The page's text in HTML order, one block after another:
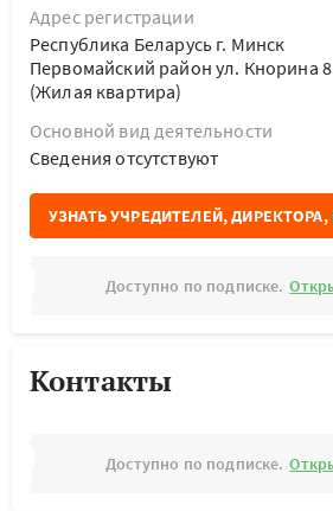
Адрес регистрации
Республика Беларусь г. Минск
Первомайский район ул. Кнорина 8
(Жилая квартира)
Основной вид деятельности
Cведения отсутствуют
УЗНАТЬ УЧРЕДИТЕЛЕЙ,
Доступно по подписке.
Контакты
Доступно по подписке.